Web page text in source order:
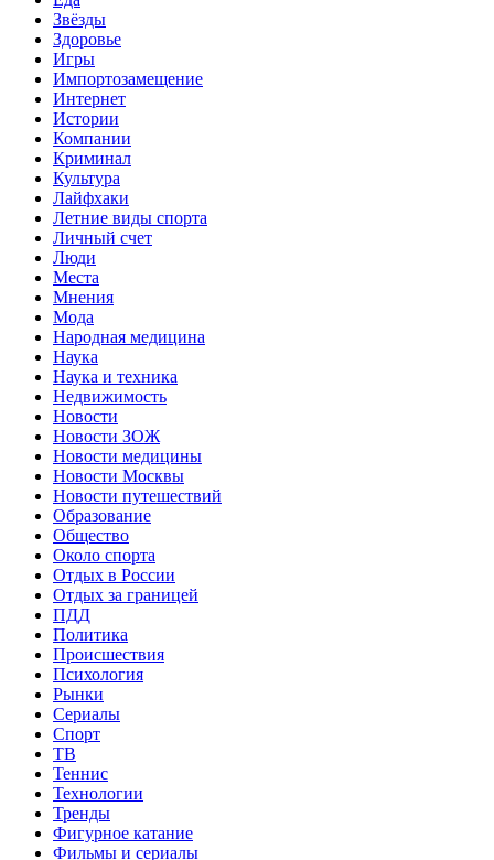
Звёзды
Здоровье
Игры
Импортозамещение
Интернет
Истории
Компании
Криминал
Культура
Лайфхаки
Летние виды спорта
Личный счет
Люди
Места
Мнения
Мода
Народная медицина
Наука
Наука и техника
Недвижимость
Новости
Новости ЗОЖ
Новости медицины
Новости Москвы
Новости путешествий
Образование
Общество
Около спорта
Отдых в России
Отдых за границей
ПДД
Политика
Происшествия
Психология
Рынки
Сериалы
Спорт
ТВ
Теннис
Технологии
Тренды
Фигурное катание
Фильмы и сериалы